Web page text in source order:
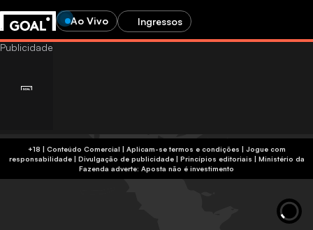
Ao Vivo Ingressos
+18 | Conteúdo Comercial | Aplicam-se termos e condições | Jogue com
responsabilidade| Divulgação de publicidade| Princípios editoriais | Ministério da
Fazenda adverte: Aposta não é investimento